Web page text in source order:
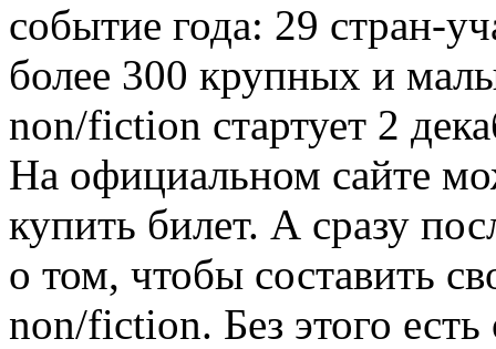
событие года: 29 стран-
более 300 крупных и
non/fiction стартует 2
На официальном сайте
купить билет. А сразу
о том, чтобы составить
non/fiction. Без этого есть